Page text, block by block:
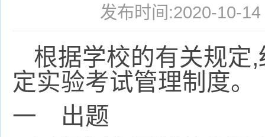
发布时间:2020-10-
根据学校的有关规定,
定实验考试管理制度。
一 出题